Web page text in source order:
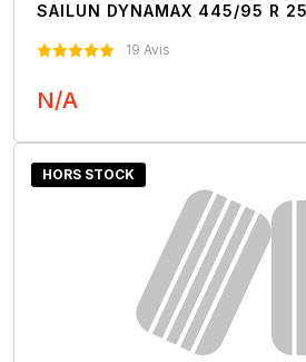
SAILUN DYNAMAX 445/95 R
19 Avis
N/A
HORS STOCK